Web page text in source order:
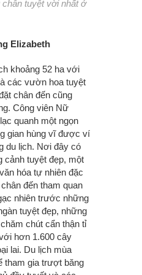
tuyệt vời nhất ở
Elizabeth
khoảng 52 ha với
các vườn hoa tuyệt
chân đến cũng
Công viên Nữ
quanh một ngọn
gian hùng vĩ được ví
du lịch. Nơi đây có
cảnh tuyệt đẹp, một
hóa tự nhiên đặc
đến tham quan
nhiên trước những
tuyệt đẹp, những
chút cẩn thận tỉ
hơn 1.600 cây
lai. Du lịch mùa
tham gia trượt băng